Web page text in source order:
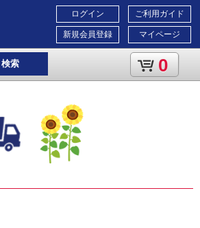
ご利用ガイド
マイページ
ログイン
新規会員登録
検索 0